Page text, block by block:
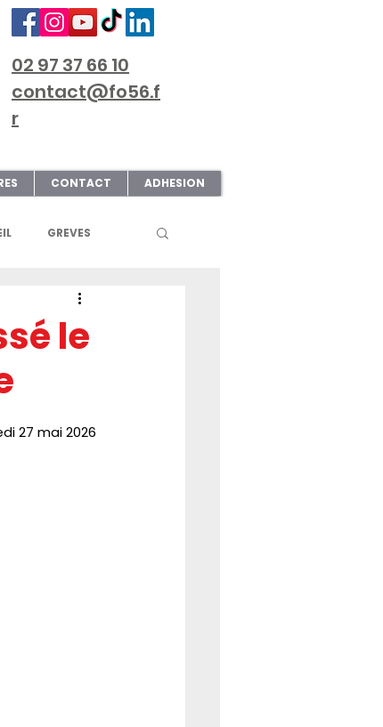
02 97 37 66 10
contact@fo56.f
r
CONTACT ADHESION
GREVES
ART & CULTURE
le
27 mai 2026